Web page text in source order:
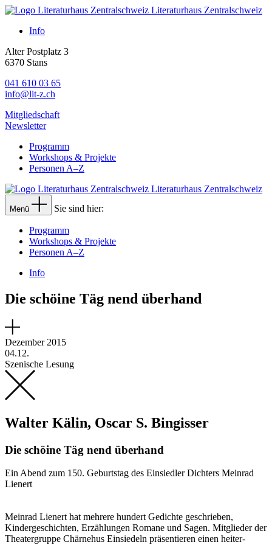
Literaturhaus Zentralschweiz
Info
Alter Postplatz 3
6370 Stans
041 610 03 65
info@lit-z.ch
Mitgliedschaft
Newsletter
Programm
Workshops & Projekte
Personen A–Z
Literaturhaus Zentralschweiz
Menü Sie sind hier:
Programm
Workshops & Projekte
Personen A–Z
Info
Die schöine Täg nend überhand
Dezember 2015
04.12.
Szenische Lesung
Walter Kälin, Oscar S. Bingisser
Die schöine Täg nend überhand
Ein Abend zum 150. Geburtstag des Einsiedler Dichters Meinrad
Lienert
Meinrad Lienert hat mehrere hundert Gedichte geschrieben,
Kindergeschichten, Erzählungen Romane und Sagen. Mitglieder der
Theatergruppe Chärnehus Einsiedeln präsentieren einen heiter-